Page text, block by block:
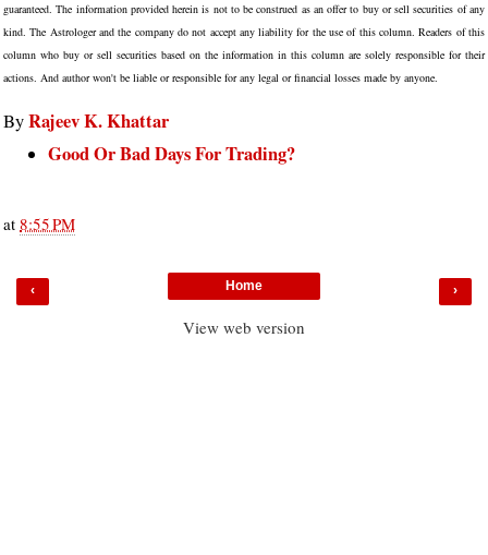
guaranteed. The information provided herein is not to be construed as an offer to buy or sell securities of any
kind. The Astrologer and the company do not accept any liability for the use of this column. Readers of this
column who buy or sell securities based on the information in this column are solely responsible for their
actions. And author won't be liable or responsible for any legal or financial losses made by anyone.
ByRajeev K. Khattar
Good Or Bad Days For Trading?
at 8:55 PM
‹ ›
Home
View web version